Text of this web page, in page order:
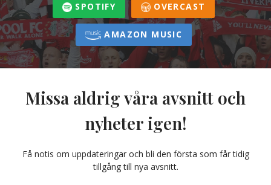
SPOTIFY OVERCAST
AMAZON MUSIC
Missa aldrig våra avsnitt och
nyheter igen!
Få notis om uppdateringar och bli den första som får tidig
tillgång till nya avsnitt.